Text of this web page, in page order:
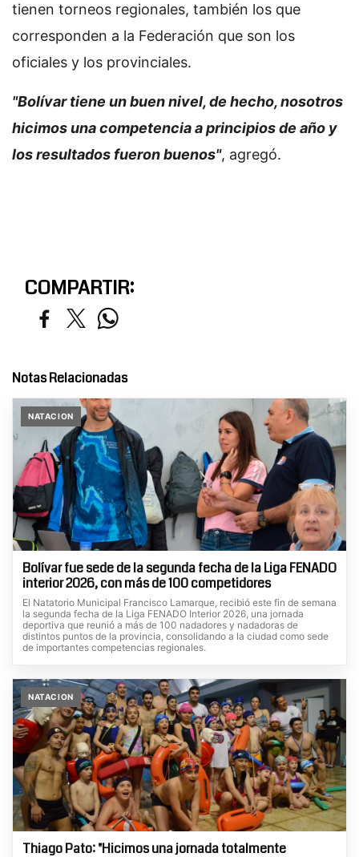
tienen torneos regionales, también los que
corresponden a la Federación que son los
oficiales y los provinciales.
"Bolívar tiene un buen nivel, de hecho, nosotros
hicimos una competencia a principios de año y
los resultados fueron buenos", agregó.
COMPARTIR:
Notas Relacionadas
NATACION
Bolívar fue sede de la segunda fecha de la Liga FENADO
interior 2026, con más de 100 competidores
El Natatorio Municipal Francisco Lamarque, recibió este fin de semana
la segunda fecha de la Liga FENADO Interior 2026, una jornada
deportiva que reunió a más de 100 nadadores y nadadoras de
distintos puntos de la provincia, consolidando a la ciudad como sede
de importantes competencias regionales.
NATACION
Thiago Pato: "Hicimos una jornada totalmente